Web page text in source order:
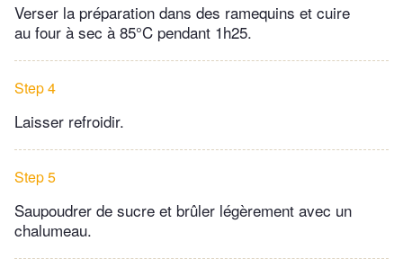
Verser la préparation dans des ramequins et cuire
au four à sec à 85°C pendant 1h25.
Step 4
Laisser refroidir.
Step 5
Saupoudrer de sucre et brûler légèrement avec un
chalumeau.